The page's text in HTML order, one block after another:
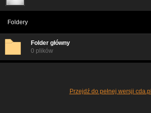
Foldery
Folder główny
0 plików
Przejdź do pełnej wersji cda.pl